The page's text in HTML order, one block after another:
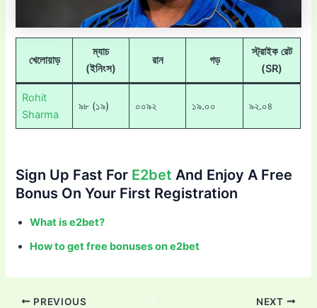
খেলোয়াড়
ম্যাচ
(ইনিংস)
রান গড়
স্ট্রাইক রেট
(SR)
Rohit
Sharma
৯৮ (১৯) ০০৯২ ১৯.০০ ৯২.০৪
Sign Up Fast For E2bet And Enjoy A Free
Bonus On Your First Registration
What is e2bet?
How to get free bonuses on e2bet
PREVIOUS NEXT